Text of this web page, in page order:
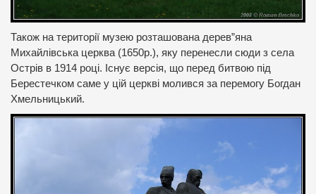
Також на території музею розташована дерев”яна
Михайлівська церква (1650р.), яку перенесли сюди з села
Острів в 1914 році. Існує версія, що перед битвою під
Берестечком саме у цій церкві молився за перемогу Богдан
Хмельницький.